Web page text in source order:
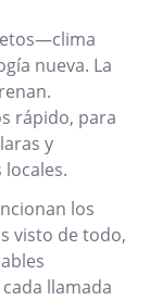
nueva. La
rápido, para
y
los
visto de todo,
llamada